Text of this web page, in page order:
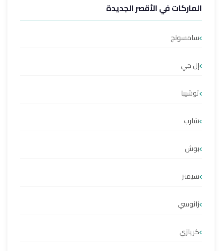
الماركات في الأقصر الجديدة
سامسونج
إل جي
توشيبا
شارب
بوش
سيمنز
زانوسي
كريازي